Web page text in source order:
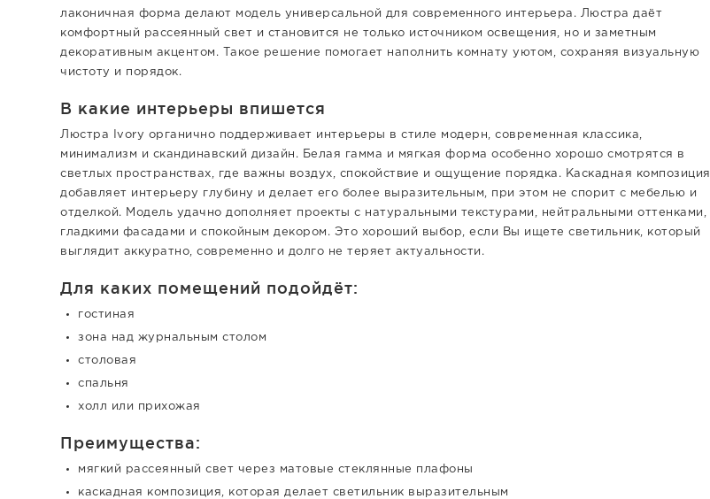
лаконичная форма делают модель универсальной для современного интерьера. Люстра даёт
комфортный рассеянный свет и становится не только источником освещения, но и заметным
декоративным акцентом. Такое решение помогает наполнить комнату уютом, сохраняя визуальную
чистоту и порядок.
В какие интерьеры впишется
Люстра Ivory органично поддерживает интерьеры в стиле модерн, современная классика,
минимализм и скандинавский дизайн. Белая гамма и мягкая форма особенно хорошо смотрятся в
светлых пространствах, где важны воздух, спокойствие и ощущение порядка. Каскадная композиция
добавляет интерьеру глубину и делает его более выразительным, при этом не спорит с мебелью и
отделкой. Модель удачно дополняет проекты с натуральными текстурами, нейтральными оттенками,
гладкими фасадами и спокойным декором. Это хороший выбор, если Вы ищете светильник, который
выглядит аккуратно, современно и долго не теряет актуальности.
Для каких помещений подойдёт:
гостиная
зона над журнальным столом
столовая
спальня
холл или прихожая
Преимущества:
мягкий рассеянный свет через матовые стеклянные плафоны
каскадная композиция, которая делает светильник выразительным